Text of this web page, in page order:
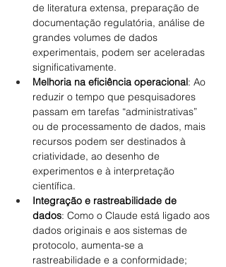
de literatura extensa, preparação de
documentação regulatória, análise de
grandes volumes de dados
experimentais, podem ser aceleradas
significativamente.
Melhoria na eficiência operacional: Ao
reduzir o tempo que pesquisadores
passam em tarefas “administrativas”
ou de processamento de dados, mais
recursos podem ser destinados à
criatividade, ao desenho de
experimentos e à interpretação
científica.
Integração e rastreabilidade de
dados: Como o Claude está ligado aos
dados originais e aos sistemas de
protocolo, aumenta-se a
rastreabilidade e a conformidade;